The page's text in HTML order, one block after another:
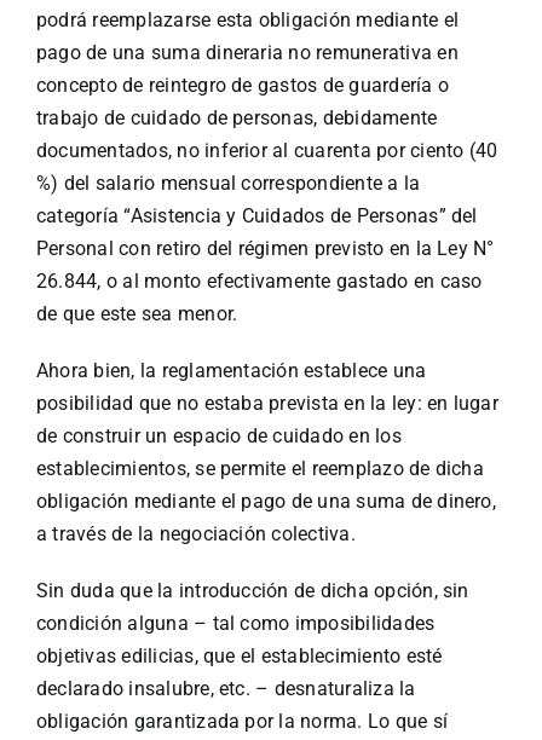
podrá reemplazarse esta obligación mediante el
pago de una suma dineraria no remunerativa en
concepto de reintegro de gastos de guardería o
trabajo de cuidado de personas, debidamente
documentados, no inferior al cuarenta por ciento (40
%) del salario mensual correspondiente a la
categoría “Asistencia y Cuidados de Personas” del
Personal con retiro del régimen previsto en la Ley N°
26.844, o al monto efectivamente gastado en caso
de que este sea menor.
Ahora bien, la reglamentación establece una
posibilidad que no estaba prevista en la ley: en lugar
de construir un espacio de cuidado en los
establecimientos, se permite el reemplazo de dicha
obligación mediante el pago de una suma de dinero,
a través de la negociación colectiva.
Sin duda que la introducción de dicha opción, sin
condición alguna – tal como imposibilidades
objetivas edilicias, que el establecimiento esté
declarado insalubre, etc. – desnaturaliza la
obligación garantizada por la norma. Lo que sí